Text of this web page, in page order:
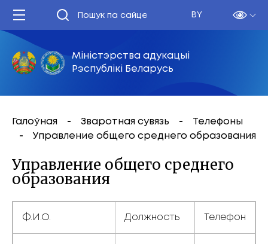
BY
Міністэрства адукацыі
Рэспублікі Беларусь
Галоўная Зваротная сувязь
Телефоны
Управление общего среднего образования
Управление общего среднего
образования
Ф.И.О. Должность Телефон